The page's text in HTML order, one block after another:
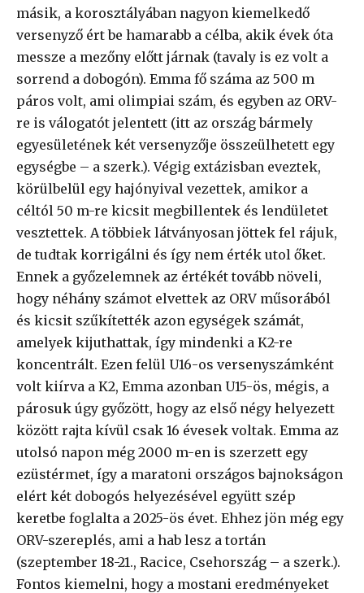
másik, a korosztályában nagyon kiemelkedő
versenyző ért be hamarabb a célba, akik évek óta
messze a mezőny előtt járnak (tavaly is ez volt a
sorrend a dobogón). Emma fő száma az 500 m
páros volt, ami olimpiai szám, és egyben az ORV-
re is válogatót jelentett (itt az ország bármely
egyesületének két versenyzője összeülhetett egy
egységbe – a szerk.). Végig extázisban eveztek,
körülbelül egy hajónyival vezettek, amikor a
céltól 50 m-re kicsit megbillentek és lendületet
vesztettek. A többiek látványosan jöttek fel rájuk,
de tudtak korrigálni és így nem érték utol őket.
Ennek a győzelemnek az értékét tovább növeli,
hogy néhány számot elvettek az ORV műsorából
és kicsit szűkítették azon egységek számát,
amelyek kijuthattak, így mindenki a K2-re
koncentrált. Ezen felül U16-os versenyszámként
volt kiírva a K2, Emma azonban U15-ös, mégis, a
párosuk úgy győzött, hogy az első négy helyezett
között rajta kívül csak 16 évesek voltak. Emma az
utolsó napon még 2000 m-en is szerzett egy
ezüstérmet, így a maratoni országos bajnokságon
elért két dobogós helyezésével együtt szép
keretbe foglalta a 2025-ös évet. Ehhez jön még egy
ORV-szereplés, ami a hab lesz a tortán
(szeptember 18-21., Racice, Csehország – a szerk.).
Fontos kiemelni, hogy a mostani eredményeket